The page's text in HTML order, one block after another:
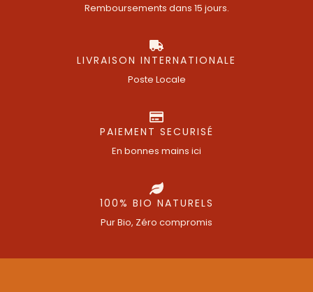
Remboursements dans 15 jours.
LIVRAISON INTERNATIONALE
Poste Locale
PAIEMENT SECURISÉ
En bonnes mains ici
100% BIO NATURELS
Pur Bio, Zéro compromis